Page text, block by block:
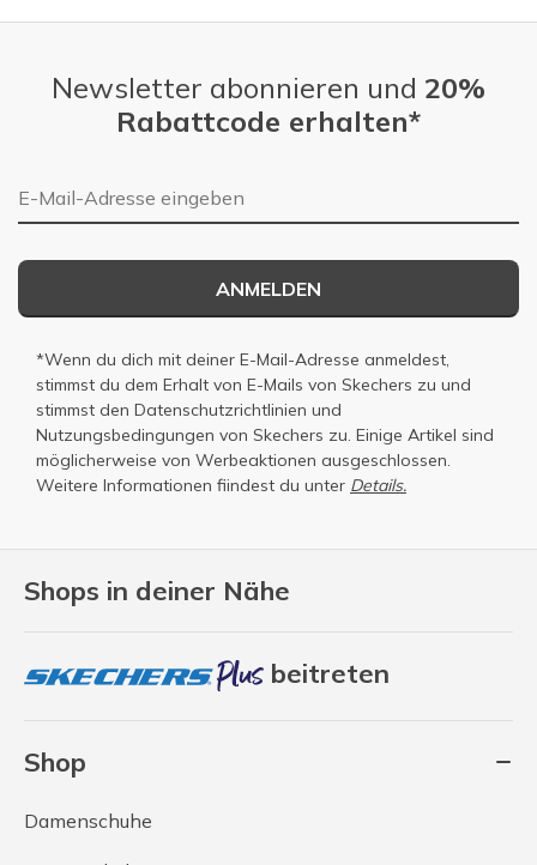
Shops in deiner Nähe
beitreten
Shop
Damenschuhe
Newsletter abonnieren und 20%
Rabattcode erhalten*
E-Mail-Adresse
ANMELDEN
*Wenn du dich mit deiner E-Mail-Adresse anmeldest,
stimmst du dem Erhalt von E-Mails von Skechers zu und
stimmst den Datenschutzrichtlinien und
Nutzungsbedingungen von Skechers zu. Einige Artikel sind
möglicherweise von Werbeaktionen ausgeschlossen.
Weitere Informationen fiindest du unter Details.